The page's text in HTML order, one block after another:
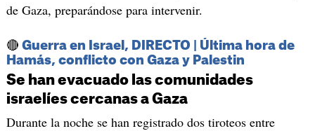
de Gaza, preparándose para intervenir.
🔴 Guerra en Israel, DIRECTO | Última hora de
Hamás, conflicto con Gaza y Palestin
Se han evacuado las comunidades
israelíes cercanas a Gaza
Durante la noche se han registrado dos tiroteos entre